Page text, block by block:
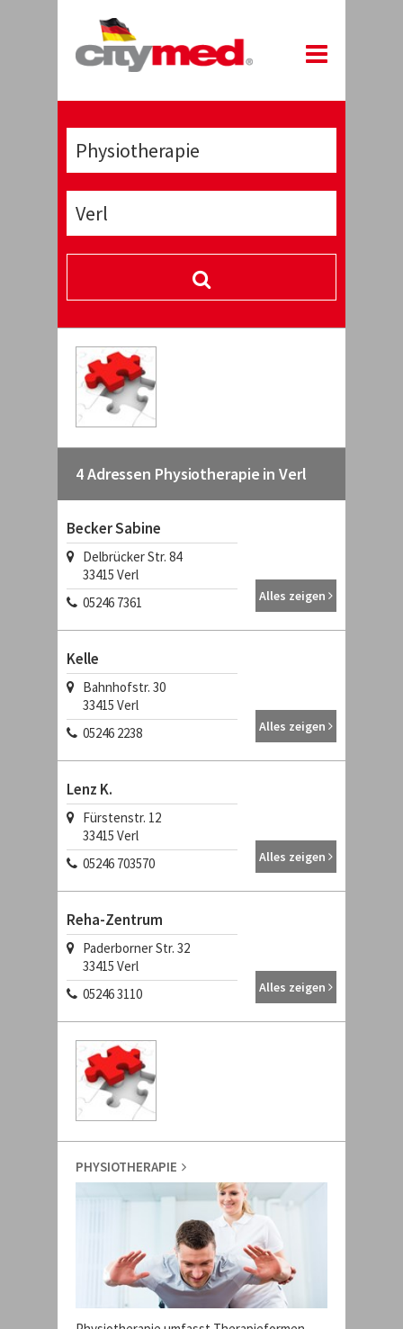
4 Adressen Physiotherapie in Verl
Becker Sabine
Delbrücker Str. 84
33415 Verl
05246 7361
Alles zeigen
Kelle
Bahnhofstr. 30
33415 Verl
05246 2238
Alles zeigen
Lenz K.
Fürstenstr. 12
33415 Verl
05246 703570
Alles zeigen
Reha-Zentrum
Paderborner Str. 32
33415 Verl
05246 3110
Alles zeigen
PHYSIOTHERAPIE